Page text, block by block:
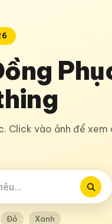
Click vào ảnh để xem
Đỏ Xanh